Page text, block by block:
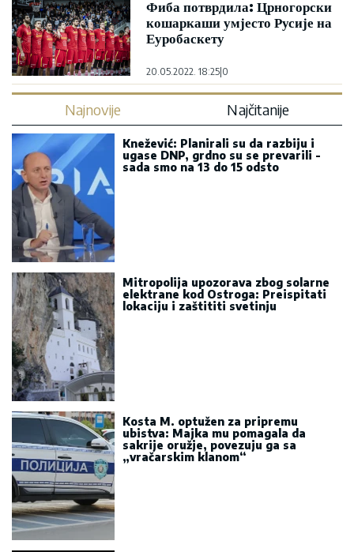
Фиба потврдила: Црногорски
кошаркаши умјесто Русије на
Еуробаскету
20.05.2022. 18:25|0
Najnovije Najčitanije
Knežević: Planirali su da razbiju i
ugase DNP, grdno su se prevarili -
sada smo na 13 do 15 odsto
Mitropolija upozorava zbog solarne
elektrane kod Ostroga: Preispitati
lokaciju i zaštititi svetinju
Kosta M. optužen za pripremu
ubistva: Majka mu pomagala da
sakrije oružje, povezuju ga sa
„vračarskim klanom“